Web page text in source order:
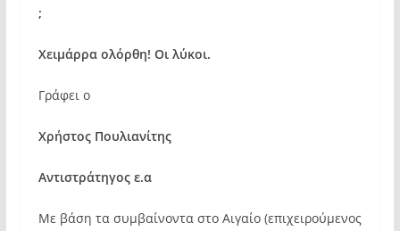
;
Χειμάρρα ολόρθη! Οι λύκοι.
Γράφει ο
Χρήστος Πουλιανίτης
Αντιστράτηγος ε.α
Με βάση τα συμβαίνοντα στο Αιγαίο (επιχειρούμενος